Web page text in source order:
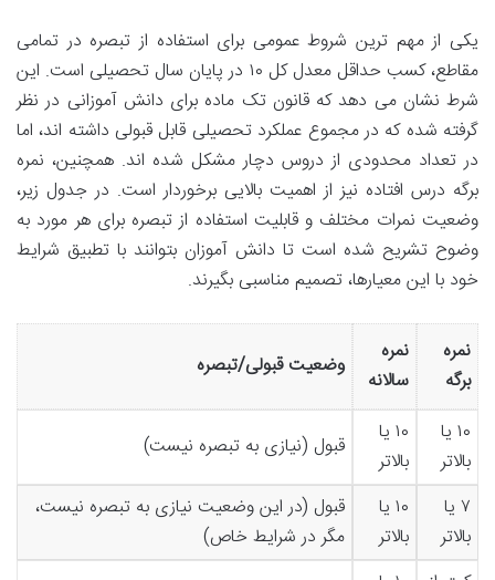
یکی از مهم ترین شروط عمومی برای استفاده از تبصره در تمامی
مقاطع، کسب حداقل معدل کل ۱۰ در پایان سال تحصیلی است. این
شرط نشان می دهد که قانون تک ماده برای دانش آموزانی در نظر
گرفته شده که در مجموع عملکرد تحصیلی قابل قبولی داشته اند، اما
در تعداد محدودی از دروس دچار مشکل شده اند. همچنین، نمره
برگه درس افتاده نیز از اهمیت بالایی برخوردار است. در جدول زیر،
وضعیت نمرات مختلف و قابلیت استفاده از تبصره برای هر مورد به
وضوح تشریح شده است تا دانش آموزان بتوانند با تطبیق شرایط
خود با این معیارها، تصمیم مناسبی بگیرند.
نمره
برگه
نمره
سالانه
وضعیت قبولی/تبصره
۱۰ یا
بالاتر
۱۰ یا
بالاتر
قبول (نیازی به تبصره نیست)
۷ یا
بالاتر
۱۰ یا
بالاتر
قبول (در این وضعیت نیازی به تبصره نیست،
مگر در شرایط خاص)